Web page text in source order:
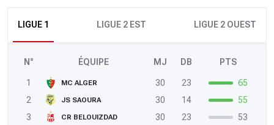
LIGUE 1 LIGUE 2 EST LIGUE 2 OUEST
N° ÉQUIPE MJ DB PTS
1 MC ALGER 30 23
65
2
JS SAOURA 30 14
55
3
CR BELOUIZDAD 30 23
53